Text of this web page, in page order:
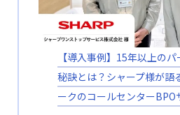
【導入事例】15年以上の
秘訣とは？シャープ様が語
ークのコールセンターBPO